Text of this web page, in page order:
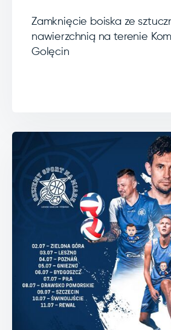
Zamknięcie boiska ze
nawierzchnią na terenie
Golęcin